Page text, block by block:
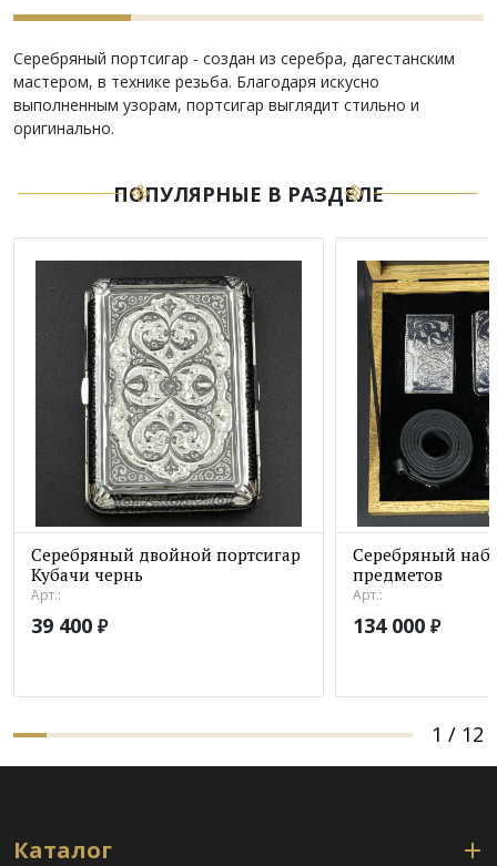
Серебряный портсигар - создан из серебра, дагестанским
мастером, в технике резьба. Благодаря искусно
выполненным узорам, портсигар выглядит стильно и
оригинально.
ПОПУЛЯРНЫЕ В РАЗДЕЛЕ
Серебряный двойной портсигар
Кубачи чернь
Арт.:
39 400 ₽
Серебряный
предметов
Арт.:
134 000 ₽
1 / 12
Каталог